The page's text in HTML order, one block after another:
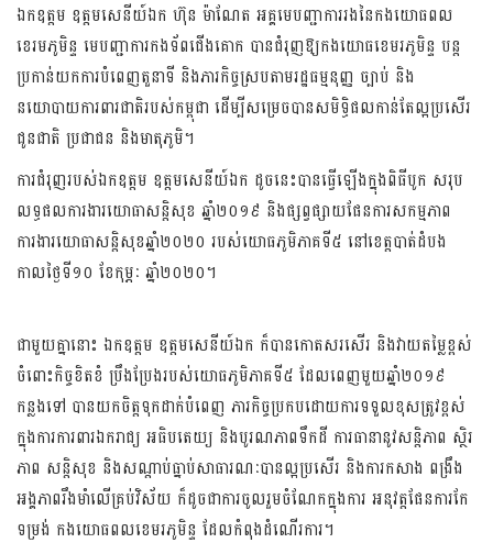
ឯកឧត្តម ឧត្តមសេនីយ៍​ឯក ហ៊ុន ម៉ាណែត អគ្គមេ​បញ្ជាការរង​នៃកងយោធពល​
ខេរមភូមិន្ទ មេបញ្ជា​ការកងទ័ព​ជើងគោក បាន​ជំរុញ​ឱ្យកង​យោធ​ខេមរ​ភូមិន្ទ បន្ត
ប្រកាន់​យកការ​បំពេញ​តួនាទី និងភារកិច្ចស្រប​តាម​រដ្ឋធម្មនុញ្ញ ច្បាប់​ និង​
នយោបាយ​ការពារ​ជាតិ​របស់​កម្ពុជា​ ដើម្បី​សម្រេច​បាន​សមិទ្ធិផល​កាន់​តែល្អប្រសើរ​
ជូន​ជាតិ ប្រជា​ជន និង​មាតុភូមិ​។
​ការជំរុញ​របស់​ឯកឧត្តម ​ឧត្តមសេនីយ៍ឯក ដូចនេះ​បានធ្វើឡើង​ក្នុង​ពិធីបូក សរុប​
លទ្ធផល​ការងារ​យោធា​សន្តិសុខ ​ឆ្នាំ២០១៩ និង​ផ្សព្វផ្សាយ​ផែន​ការ​​សកម្មភាព​
ការងារ​យោធា​សន្តិសុ​ខ​ឆ្នាំ២០២០ របស់​យោធភូមិ​ភាគ​ទី៥​ នៅ​ខេត្ត​បាត់​ដំបង ​
កាល​ថ្ងៃទី​១០ ខែកុម្ភៈ​ ឆ្នាំ២០២០​។​
ជាមួយគ្នានោះ ឯកឧត្តម ឧត្តមសេនីយ៍ឯក ក៏បានកោត​សរសើរ និងវាយ​តម្លៃខ្ពស់​
ចំពោះ​កិច្ចខិត​ខំ ប្រឹងប្រែង​របស់​យោធ​ភូមិ​ភាគ​ទី៥ ដែល​​ពេញ​មួយ​​ឆ្នាំ២០១៩
កន្លងទៅ បានយកចិត្តទុកដាក់បំពេញ ភារកិច្ចប្រកបដោយ​ការទទួល​ខុសត្រូវ​ខ្ពស់
ក្នុងការ​ការពារ​ឯករាជ្យ អធិបតេយ្យ និង​បូរណ​ភាព​ទឹកដី ការធានានូវសន្តិភាព ស្ថិរ
ភាព សន្តិសុខ និងសណ្តាប់ធ្នាប់សាធារណៈបានល្អប្រសើរ និងការកសាង ពង្រឹង​
អង្គភាព​រឹងមាំ​លើ​គ្រប់​វិស័យ ក៏ដូចជាការចូលរួម​ចំណែ​ក​ក្នុងការ អនុវត្តផែនការ​កែ
ទម្រង់ កងយោធ​ពលខេម​រភូមិន្ទ ដែល​កំពុង​ដំណើ​រការ។​